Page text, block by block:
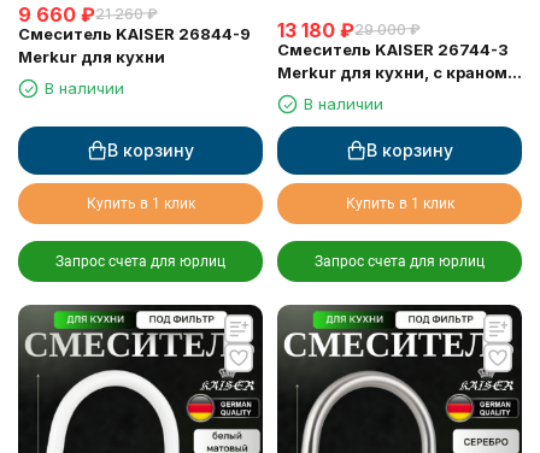
9 660 ₽21 260 ₽
Смеситель KAISER 26844-9
Merkur для кухни
В наличии
В корзину
Купить в 1 клик
Запрос счета для юрлиц
13 180 ₽29 000 ₽
Смеситель KAISER 26744-3
Merkur для кухни, с краном
для питьевой воды,
бронзовый
В наличии
В корзину
Купить в 1 клик
Запрос счета для юрлиц